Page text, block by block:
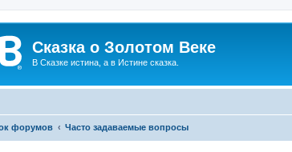
Сказка о Золотом Веке
В Сказке истина, а в Истине сказка.
форумов Часто задаваемые вопросы